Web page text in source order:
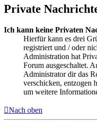
Private
Ich kann keine Privaten
Hierfür kann es drei
registriert und / oder
Administration hat
Forum ausgeschaltet.
Administrator dir das
verschicken, entzogen
um weitere
Nach oben